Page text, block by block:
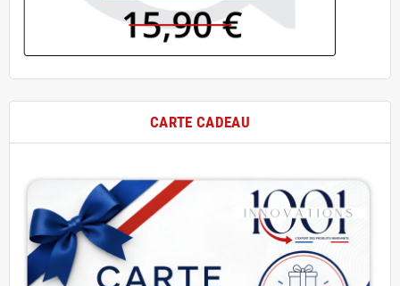
CARTE CADEAU